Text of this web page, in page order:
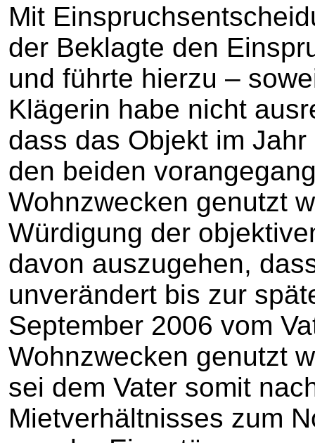
Mit
der Beklagte den
und führte hierzu –
Klägerin habe nicht
dass das Objekt im
den beiden
Wohnzwecken genutzt
Würdigung der
davon auszugehen,
unverändert bis zur
September 2006 vom
Wohnzwecken genutzt
sei dem Vater somit
Mietverhältnisses zum